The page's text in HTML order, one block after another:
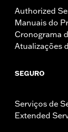
Authorized
Manuais do
Cronograma
Atualizações
SEGURO
Serviços de
Extended